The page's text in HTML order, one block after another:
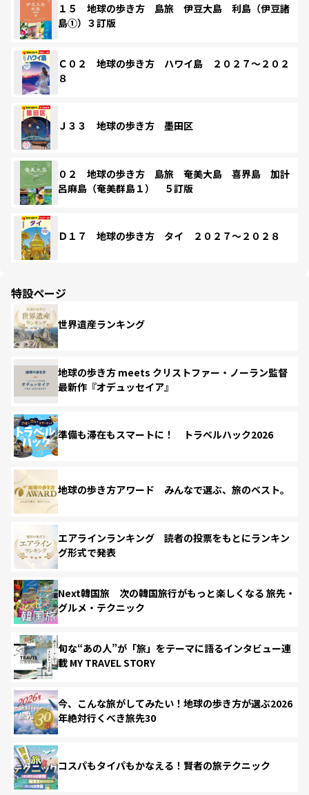
１５ 地球の歩き方 島旅 伊豆大島 利島（伊豆諸
島①）３訂版
Ｃ０２ 地球の歩き方 ハワイ島 ２０２７～２０２
８
Ｊ３３ 地球の歩き方 墨田区
０２ 地球の歩き方 島旅 奄美大島 喜界島 加計
呂麻島（奄美群島１） ５訂版
Ｄ１７ 地球の歩き方 タイ ２０２７～２０２８
特設ページ
世界遺産ランキング
地球の歩き方 meets クリストファー・ノーラン監督
最新作『オデュッセイア』
準備も滞在もスマートに！ トラベルハック2026
地球の歩き方アワード みんなで選ぶ、旅のベスト。
エアラインランキング 読者の投票をもとにランキン
グ形式で発表
Next韓国旅 次の韓国旅行がもっと楽しくなる 旅先・
グルメ・テクニック
旬な“あの人”が「旅」をテーマに語るインタビュー連
載 MY TRAVEL STORY
今、こんな旅がしてみたい！地球の歩き方が選ぶ2026
年絶対行くべき旅先30
コスパもタイパもかなえる！賢者の旅テクニック